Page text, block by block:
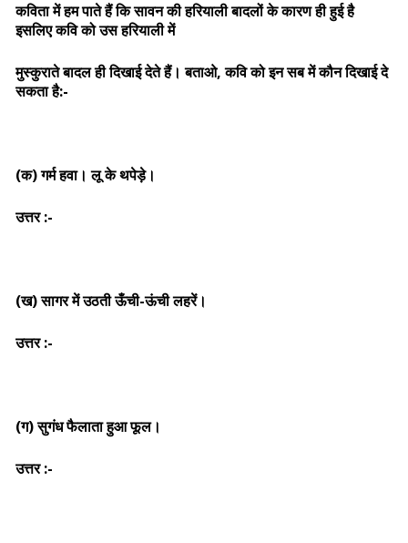
कविता में हम पाते हैं कि सावन की हरियाली बादलों के कारण ही हुई है
इसलिए कवि को उस हरियाली में
मुस्कुराते बादल ही दिखाई देते हैं। बताओ, कवि को इन सब में कौन दिखाई दे
सकता है:-
(क) गर्म हवा। लू के थपेड़े।
उत्तर :-
(ख) सागर में उठती ऊँची-ऊंची लहरें।
उत्तर :-
(ग) सुगंध फैलाता हुआ फूल।
उत्तर :-